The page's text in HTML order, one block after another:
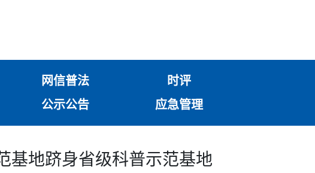
网信普法
时评
公示公告
应急管理
基地跻身省级科普示范基地